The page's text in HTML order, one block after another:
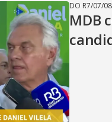
DO R7/07/
MDB